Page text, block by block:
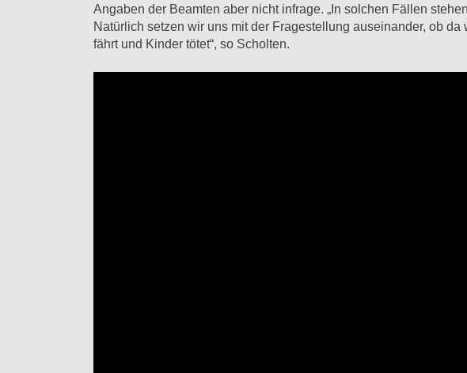
Angaben der Beamten aber nicht infrage. „In solchen Fällen
Natürlich setzen wir uns mit der Fragestellung auseinander, ob
fährt und Kinder tötet“, so Scholten.